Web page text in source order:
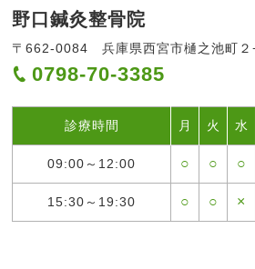
野口鍼灸整骨院
〒662-0084 兵庫県西宮市樋之池町２
0798-70-3385
診療時間 月 火 水
09:00～12:00 ○ ○ ○
15:30～19:30 ○ ○ ×